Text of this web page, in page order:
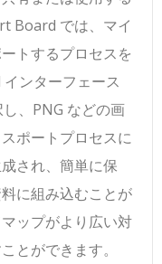
Board では、マイ
トするプロセスを
ンターフェース
、PNG などの画
ポートプロセスに
され、簡単に保
に組み込むことが
ップがより広い対
とができます。